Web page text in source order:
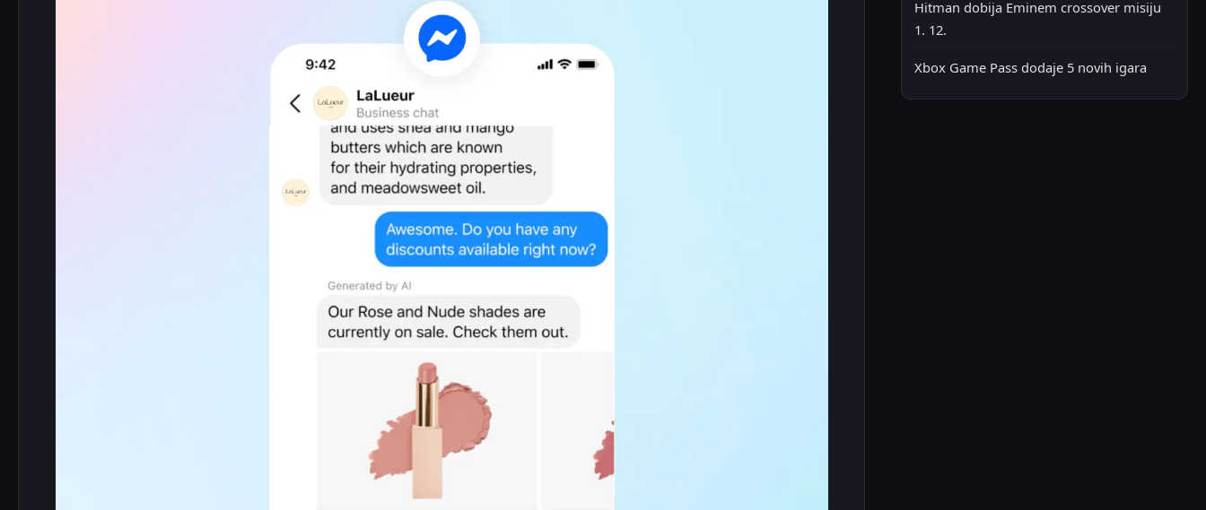
Hitman dobija Eminem crossover misiju
1. 12.
Xbox Game Pass dodaje 5 novih igara